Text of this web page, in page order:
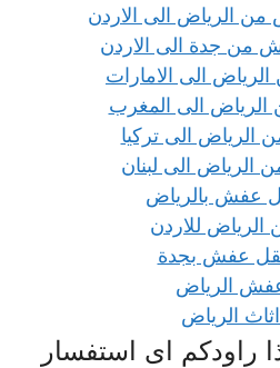
الرياض الى الاردن
من جدة الى الاردن
الى الامارات
الى المغرب
الى تركيا
الى لبنان
عفش بالرياض
للاردن
عفش بجدة
الرياض
الرياض
راودكم اى استفسار